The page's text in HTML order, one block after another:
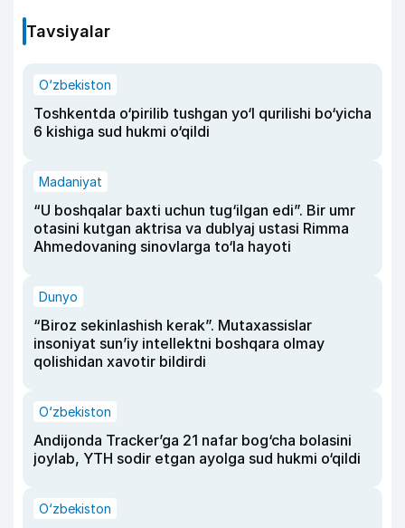
Tavsiyalar
O‘zbekiston
Toshkentda o‘pirilib tushgan yo‘l qurilishi bo‘yicha
6 kishiga sud hukmi o‘qildi
Madaniyat
“U boshqalar baxti uchun tug‘ilgan edi”. Bir umr
otasini kutgan aktrisa va dublyaj ustasi Rimma
Ahmedovaning sinovlarga to‘la hayoti
Dunyo
“Biroz sekinlashish kerak”. Mutaxassislar
insoniyat sun’iy intellektni boshqara olmay
qolishidan xavotir bildirdi
O‘zbekiston
Andijonda Tracker’ga 21 nafar bog‘cha bolasini
joylab, YTH sodir etgan ayolga sud hukmi o‘qildi
O‘zbekiston